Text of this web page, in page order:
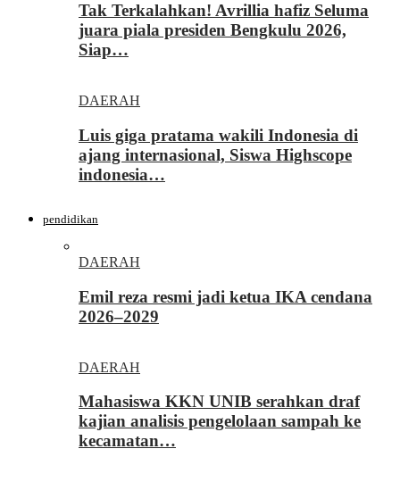
Tak Terkalahkan! Avrillia hafiz Seluma
juara piala presiden Bengkulu 2026,
Siap…
DAERAH
Luis giga pratama wakili Indonesia di
ajang internasional, Siswa Highscope
indonesia…
pendidikan
DAERAH
Emil reza resmi jadi ketua IKA cendana
2026–2029
DAERAH
Mahasiswa KKN UNIB serahkan draf
kajian analisis pengelolaan sampah ke
kecamatan…